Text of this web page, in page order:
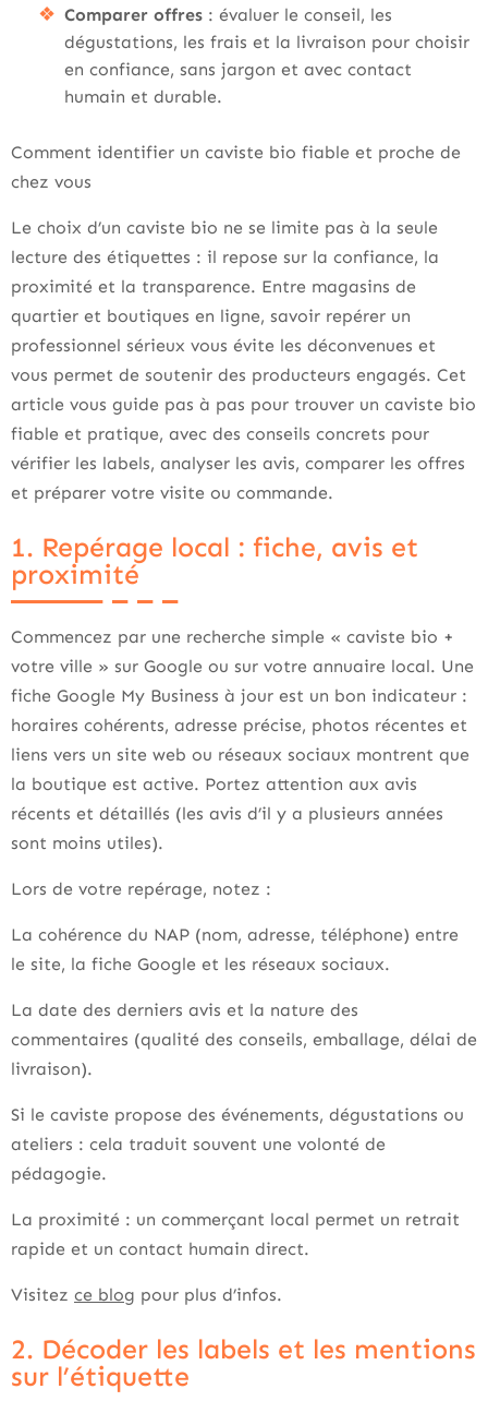
Comparer offres : évaluer le conseil, les
dégustations, les frais et la livraison pour choisir
en confiance, sans jargon et avec contact
humain et durable.
Comment identifier un caviste bio fiable et proche de
chez vous
Le choix d’un caviste bio ne se limite pas à la seule
lecture des étiquettes : il repose sur la confiance, la
proximité et la transparence. Entre magasins de
quartier et boutiques en ligne, savoir repérer un
professionnel sérieux vous évite les déconvenues et
vous permet de soutenir des producteurs engagés. Cet
article vous guide pas à pas pour trouver un caviste bio
fiable et pratique, avec des conseils concrets pour
vérifier les labels, analyser les avis, comparer les offres
et préparer votre visite ou commande.
1. Repérage local : fiche, avis et
proximité
Commencez par une recherche simple « caviste bio +
votre ville » sur Google ou sur votre annuaire local. Une
fiche Google My Business à jour est un bon indicateur :
horaires cohérents, adresse précise, photos récentes et
liens vers un site web ou réseaux sociaux montrent que
la boutique est active. Portez attention aux avis
récents et détaillés (les avis d’il y a plusieurs années
sont moins utiles).
Lors de votre repérage, notez :
La cohérence du NAP (nom, adresse, téléphone) entre
le site, la fiche Google et les réseaux sociaux.
La date des derniers avis et la nature des
commentaires (qualité des conseils, emballage, délai de
livraison).
Si le caviste propose des événements, dégustations ou
ateliers : cela traduit souvent une volonté de
pédagogie.
La proximité : un commerçant local permet un retrait
rapide et un contact humain direct.
Visitez ce blog pour plus d’infos.
2. Décoder les labels et les mentions
sur l’étiquette